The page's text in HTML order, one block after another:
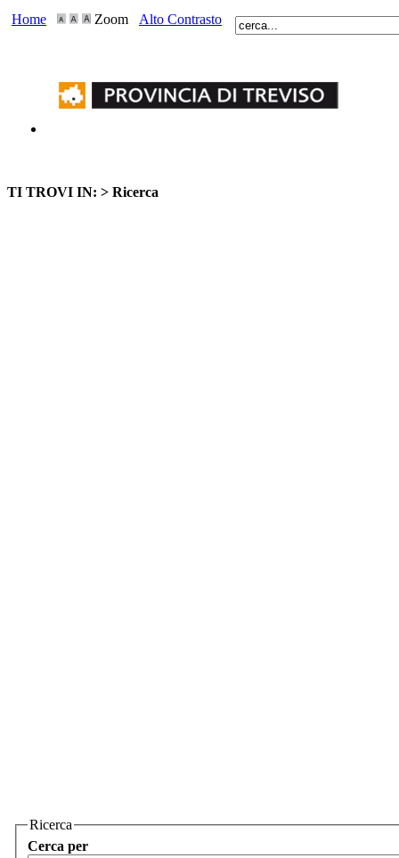
Home Zoom Alto Contrasto
TI TROVI IN: > Ricerca
Ricerca
Cerca per